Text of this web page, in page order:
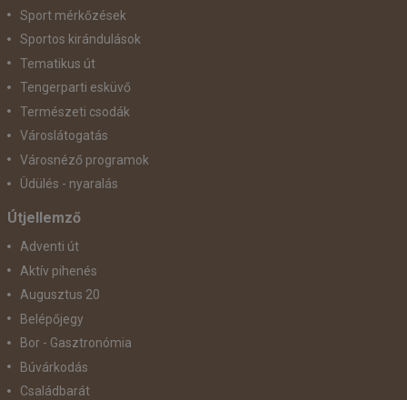
Sport mérkőzések
Sportos kirándulások
Tematikus út
Tengerparti esküvő
Természeti csodák
Városlátogatás
Városnéző programok
Üdülés - nyaralás
Útjellemző
Adventi út
Aktív pihenés
Augusztus 20
Belépőjegy
Bor - Gasztronómia
Búvárkodás
Családbarát